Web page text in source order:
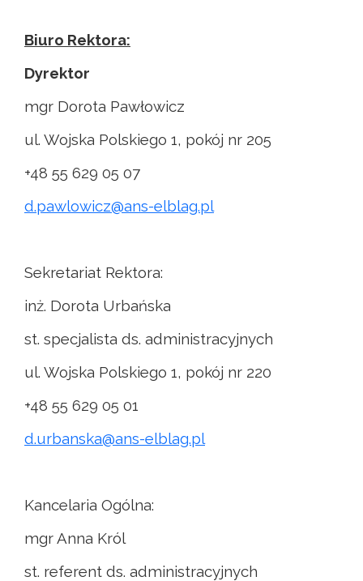
Biuro Rektora:
Dyrektor
mgr Dorota Pawłowicz
ul. Wojska Polskiego 1, pokój nr 205
+48 55 629 05 07
d.pawlowicz@ans-elblag.pl
Sekretariat Rektora:
inż. Dorota Urbańska
st. specjalista ds. administracyjnych
ul. Wojska Polskiego 1, pokój nr 220
+48 55 629 05 01
d.urbanska@ans-elblag.pl
Kancelaria Ogólna:
mgr Anna Król
st. referent ds. administracyjnych